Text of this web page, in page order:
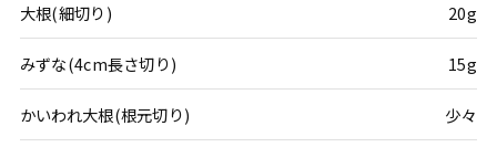
大根(細切り) 20g
みずな(4cm長さ切り) 15g
かいわれ大根(根元切り) 少々